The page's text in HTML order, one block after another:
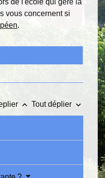
de l'école qui gère la
vous concernent si
.
keyboard_arrow_up Tout déplier keyboard_arrow_down